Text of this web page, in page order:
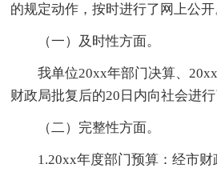
的规定动作，按时进行了网上公开
（一）及时性方面。
我单位20xx年部门决算、20xx
财政局批复后的20日内向社会进行
（二）完整性方面。
1.20xx年度部门预算：经市财